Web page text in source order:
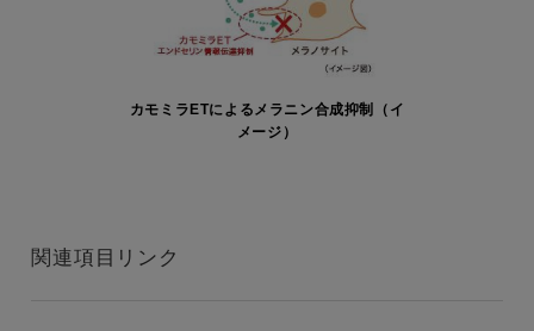
カモミラETによるメラニン合成抑制（イ
メージ）
関連項目リンク